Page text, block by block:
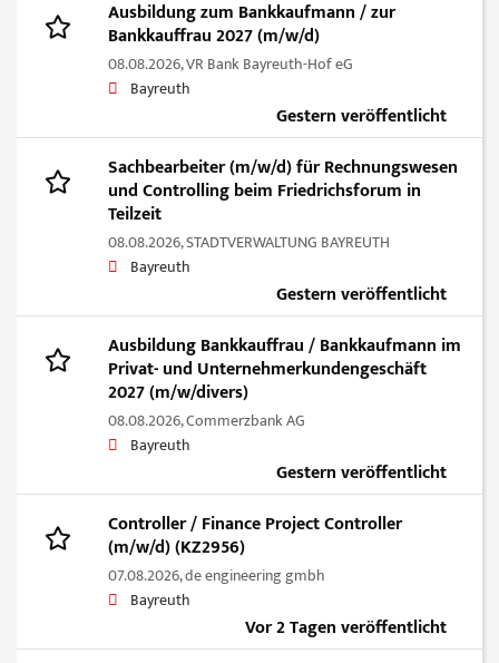
Ausbildung zum Bankkaufmann / zur
Bankkauffrau 2027 (m/w/d)
08.08.2026,VR Bank Bayreuth-Hof eG
Bayreuth
Gestern veröffentlicht
Sachbearbeiter (m/w/d) für Rechnungswesen
und Controlling beim Friedrichsforum in
Teilzeit
08.08.2026,STADTVERWALTUNG BAYREUTH
Bayreuth
Gestern veröffentlicht
Ausbildung Bankkauffrau / Bankkaufmann im
Privat- und Unternehmerkundengeschäft
2027 (m/w/divers)
08.08.2026,Commerzbank AG
Bayreuth
Gestern veröffentlicht
Controller / Finance Project Controller
(m/w/d) (KZ2956)
07.08.2026,de engineering gmbh
Bayreuth
Vor 2 Tagen veröffentlicht